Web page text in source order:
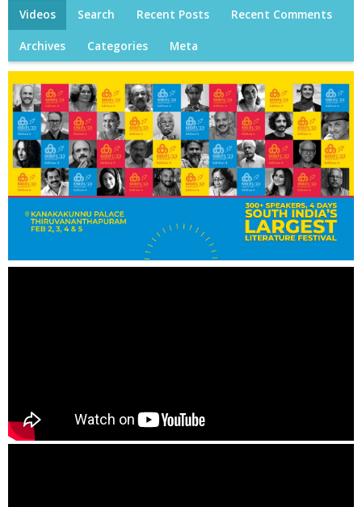
Videos Search Recent Posts Recent Comments
Archives Categories Meta